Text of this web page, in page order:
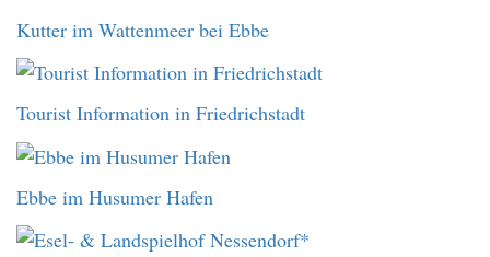
Kutter im Wattenmeer bei Ebbe
Tourist Information in Friedrichstadt
Ebbe im Husumer Hafen